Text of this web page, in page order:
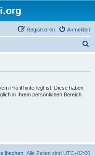
Anmelden
Registrieren
Profil hinterlegt ist. Diese haben
in Ihrem persönlichen Bereich
Alle Zeiten sind UTC+02:00
löschen